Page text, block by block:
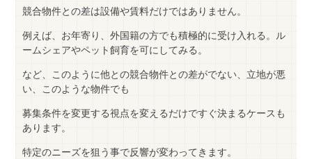
競合物件との差は設備や賃料だけではありません。
例えば、お年寄り、外国籍の方でも積極的に受け入れる。ル
ームシェアやペット飼育を可にしてみる。
など、このように他との競合物件との差がでない、立地が悪
い、このような物件でも
募集条件を変更する視点を変えるだけですぐ決まるケースも
あります。
特定のニーズを狙う事で反響が変わってきます。